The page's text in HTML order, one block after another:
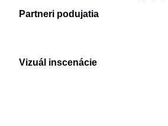
Partneri podujatia
Vizuál inscenácie